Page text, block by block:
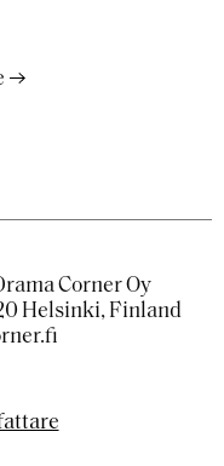
Corner Oy
Helsinki, Finland